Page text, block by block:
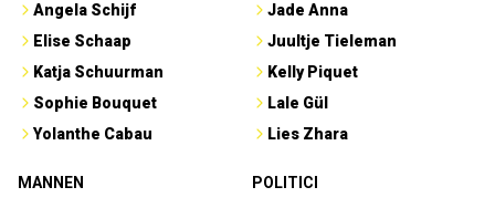
Angela Schijf
Elise Schaap
Katja Schuurman
Sophie Bouquet
Yolanthe Cabau
Jade Anna
Juultje Tieleman
Kelly Piquet
Lale Gül
Lies Zhara
MANNEN
POLITICI